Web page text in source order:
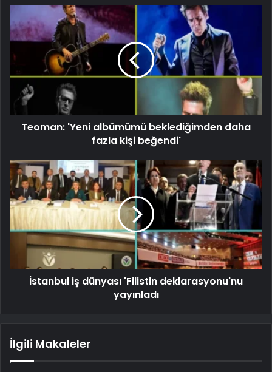
Teoman: 'Yeni albümümü beklediğimden daha
fazla kişi beğendi'
İstanbul iş dünyası 'Filistin deklarasyonu'nu
yayınladı
İlgili Makaleler